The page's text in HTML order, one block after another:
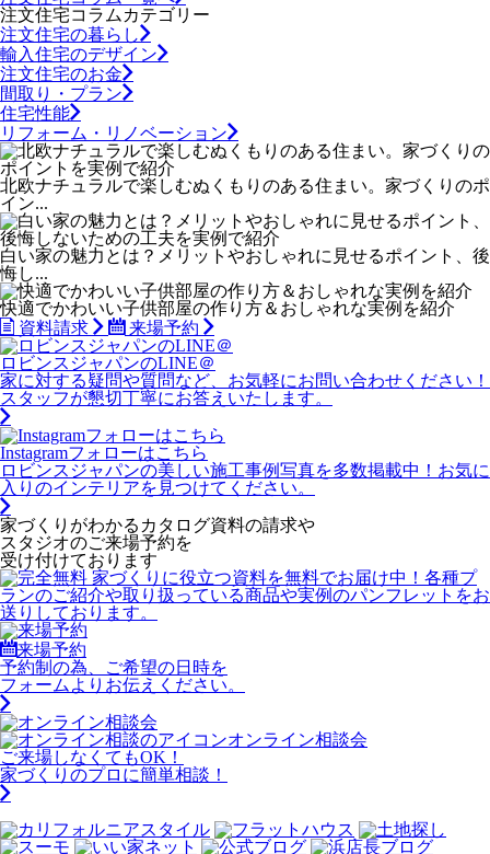
注文住宅コラムカテゴリー
注文住宅の暮らし
輸入住宅のデザイン
注文住宅のお金
間取り・プラン
住宅性能
リフォーム・リノベーション
北欧ナチュラルで楽しむぬくもりのある住まい。家づくりのポ
イン...
白い家の魅力とは？メリットやおしゃれに見せるポイント、後
悔し...
快適でかわいい子供部屋の作り方＆おしゃれな実例を紹介
資料請求
来場予約
ロビンスジャパンのLINE＠
家に対する疑問や質問など、お気軽にお問い合わせください！
スタッフが懇切丁寧にお答えいたします。
Instagramフォローはこちら
ロビンスジャパンの美しい施工事例写真を多数掲載中！お気に
入りのインテリアを見つけてください。
家づくりがわかる カタログ資料の請求や
スタジオのご来場予約を
受け付けております
来場予約
予約制の為、ご希望の日時を
フォームよりお伝えください。
オンライン相談会
ご来場しなくてもOK！
家づくりのプロに簡単相談！